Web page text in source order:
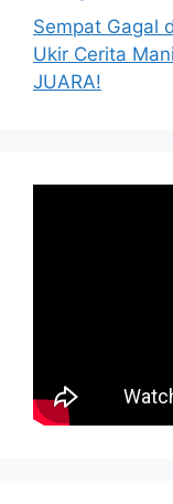
Sempat Gagal
Ukir Cerita
JUARA!